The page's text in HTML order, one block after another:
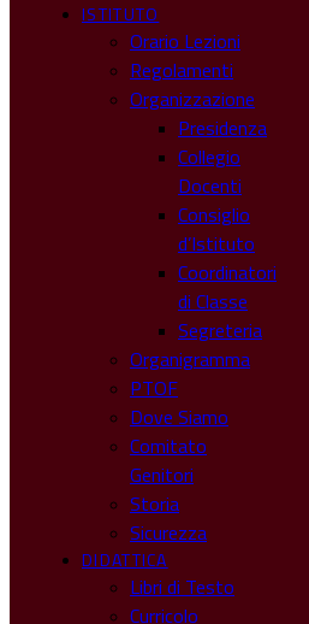
ISTITUTO
Orario Lezioni
Regolamenti
Organizzazione
Presidenza
Collegio
Docenti
Consiglio
d’Istituto
Coordinatori
di Classe
Segreteria
Organigramma
PTOF
Dove Siamo
Comitato
Genitori
Storia
Sicurezza
DIDATTICA
Libri di Testo
Curricolo